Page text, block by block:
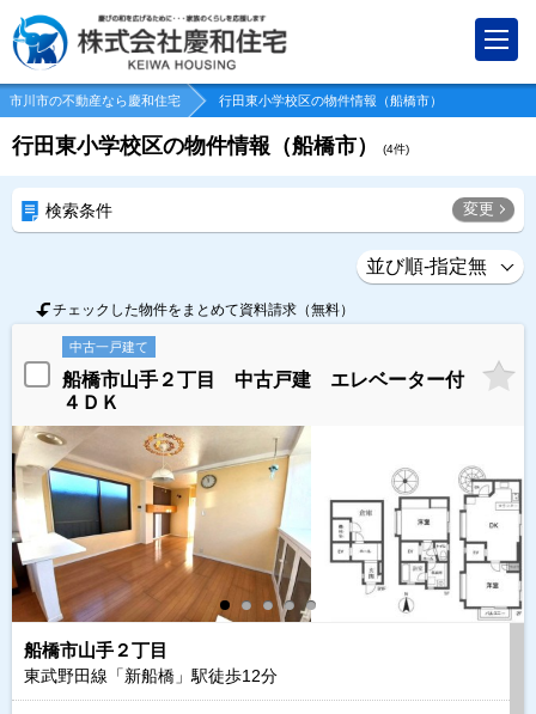
市川市の不動産なら慶和住宅 行田東小学校区の物件情報（船橋市）
行田東小学校区の物件情報（船橋市） (4件)
検索条件 変更
チェックした物件をまとめて資料請求（無料）
中古一戸建て
船橋市山手２丁目 中古戸建 エレベーター付
４ＤＫ
船橋市山手２丁目
東武野田線「新船橋」駅徒歩12分